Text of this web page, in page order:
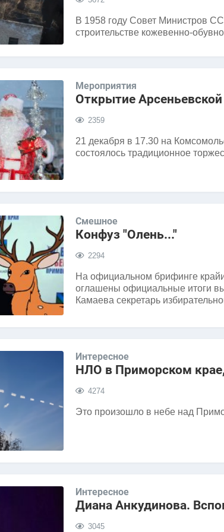
В 1958 году Совет Министров
строительстве кожевенно-
Мероприятия
Открытие
2359
21 декабря в 17.30 на
состоялось традиционное
Смешное
Конфуз "Олень..."
2294
На официальном брифинге
оглашены официальные итоги
Камаева секретарь
Интересное
НЛО в Приморском
4274
Это произошло в небе над
Интересное
Диана Анкудинова.
3045